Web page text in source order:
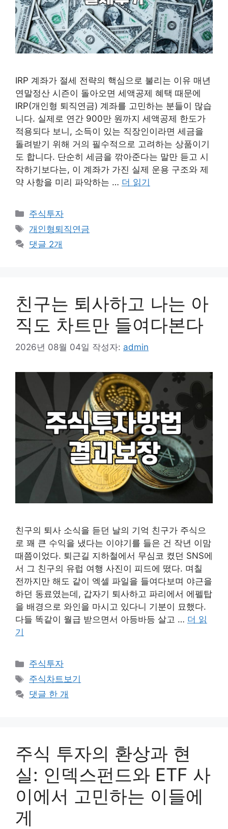
IRP 계좌가 절세 전략의 핵심으로 불리는 이유 매년
연말정산 시즌이 돌아오면 세액공제 혜택 때문에
IRP(개인형 퇴직연금) 계좌를 고민하는 분들이 많습
니다. 실제로 연간 900만 원까지 세액공제 한도가
적용되다 보니, 소득이 있는 직장인이라면 세금을
돌려받기 위해 거의 필수적으로 고려하는 상품이기
도 합니다. 단순히 세금을 깎아준다는 말만 듣고 시
작하기보다는, 이 계좌가 가진 실제 운용 구조와 제
약 사항을 미리 파악하는 … 더 읽기
카
테
고
리
주식투자
태
그
개인형퇴직연금
댓글 2개
친구는 퇴사하고 나는 아
직도 차트만 들여다본다
2026년 08월 04일 작성자: admin
친구의 퇴사 소식을 듣던 날의 기억 친구가 주식으
로 꽤 큰 수익을 냈다는 이야기를 들은 건 작년 이맘
때쯤이었다. 퇴근길 지하철에서 무심코 켰던 SNS에
서 그 친구의 유럽 여행 사진이 피드에 떴다. 며칠
전까지만 해도 같이 엑셀 파일을 들여다보며 야근을
하던 동료였는데, 갑자기 퇴사하고 파리에서 에펠탑
을 배경으로 와인을 마시고 있다니 기분이 묘했다.
다들 똑같이 월급 받으면서 아등바등 살고 … 더 읽
기
카
테
리
주식투자
태
그
주식차트보기
댓글 한 개
주식 투자의 환상과 현
실: 인덱스펀드와 ETF 사
이에서 고민하는 이들에
게